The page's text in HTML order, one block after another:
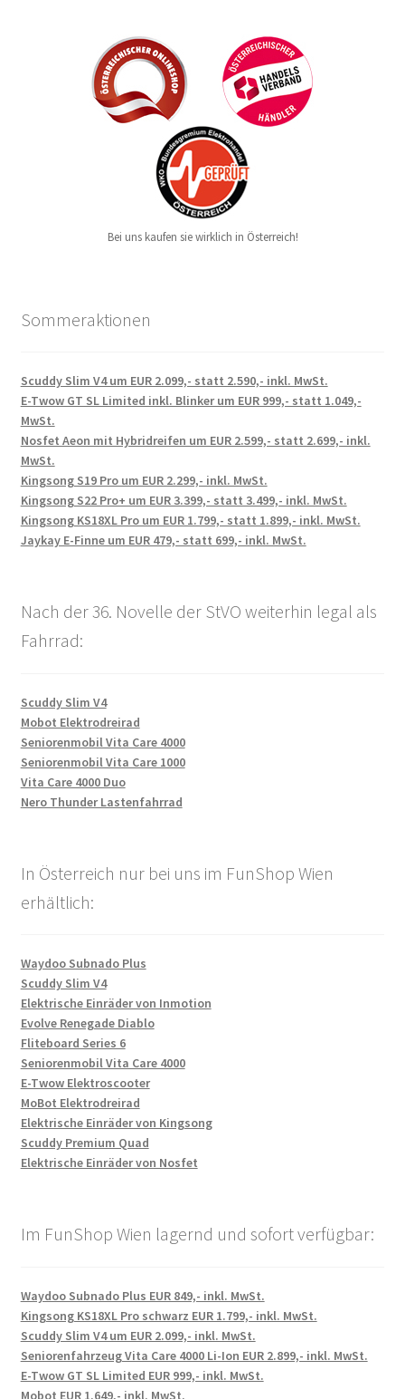
Bei uns kaufen sie wirklich in Österreich!
Sommeraktionen
Scuddy Slim V4 um EUR 2.099,- statt 2.590,- inkl. MwSt.
E-Twow GT SL Limited inkl. Blinker um EUR 999,- statt 1.049,-
MwSt.
Nosfet Aeon mit Hybridreifen um EUR 2.599,- statt 2.699,- inkl.
MwSt.
Kingsong S19 Pro um EUR 2.299,- inkl. MwSt.
Kingsong S22 Pro+ um EUR 3.399,- statt 3.499,- inkl. MwSt.
Kingsong KS18XL Pro um EUR 1.799,- statt 1.899,- inkl. MwSt.
Jaykay E-Finne um EUR 479,- statt 699,- inkl. MwSt.
Nach der 36. Novelle der StVO weiterhin legal als
Fahrrad:
Scuddy Slim V4
Mobot Elektrodreirad
Seniorenmobil Vita Care 4000
Seniorenmobil Vita Care 1000
Vita Care 4000 Duo
Nero Thunder Lastenfahrrad
In Österreich nur bei uns im FunShop Wien
erhältlich:
Waydoo Subnado Plus
Scuddy Slim V4
Elektrische Einräder von Inmotion
Evolve Renegade Diablo
Fliteboard Series 6
Seniorenmobil Vita Care 4000
E-Twow Elektroscooter
MoBot Elektrodreirad
Elektrische Einräder von Kingsong
Scuddy Premium Quad
Elektrische Einräder von Nosfet
Im FunShop Wien lagernd und sofort verfügbar:
Waydoo Subnado Plus EUR 849,- inkl. MwSt.
Kingsong KS18XL Pro schwarz EUR 1.799,- inkl. MwSt.
Scuddy Slim V4 um EUR 2.099,- inkl. MwSt.
Seniorenfahrzeug Vita Care 4000 Li-Ion EUR 2.899,- inkl. MwSt.
E-Twow GT SL Limited EUR 999,- inkl. MwSt.
Mobot EUR 1.649,- inkl. MwSt.